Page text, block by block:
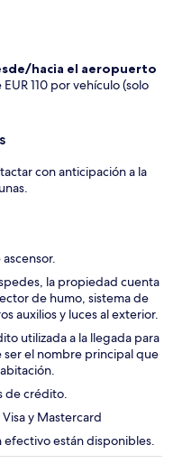
hacia el aeropuerto
110 por vehículo (solo
con anticipación a la
la propiedad cuenta
de humo, sistema de
auxilios y luces al exterior.
utilizada a la llegada para
ser el nombre principal que
de crédito.
y Mastercard
efectivo están disponibles.